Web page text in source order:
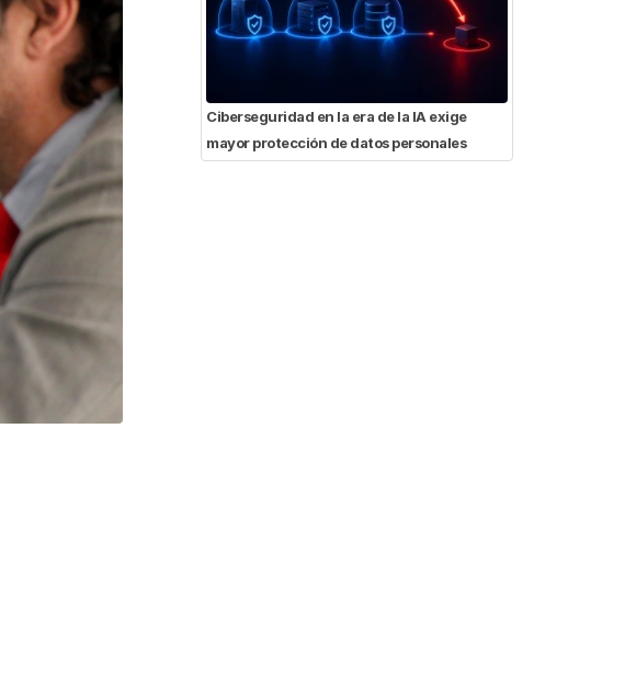
Ciberseguridad en la era de la IA exige
mayor protección de datos personales